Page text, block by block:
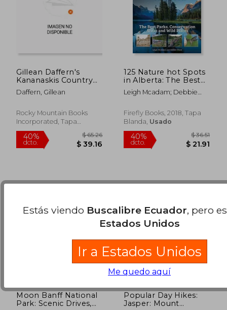
$ 30.98
Gillean Daffern's
Kananaskis Country
Trail Guide - 5th
Edition: Volume 3:
Valley, Canmore,
Spray (en Inglés)
Daffern, Gillean
Rocky Mountain Books
Incorporated, Tapa
Blanda, Nuevo
125 Nature hot Spots
in Alberta: The Best
Parks, Conservation
Areas and Wild Places
Leigh Mcadam; Debbie
Firefly Books, 2018, Tapa
Blanda, Usado
Moon Banff National
Park: Scenic Drives,
Popular Day Hikes:
Jasper: Mount
Estás viendo Buscalibre Ecuador, pero
Estados Unidos
Ir a Estados Unidos
Me quedo aquí